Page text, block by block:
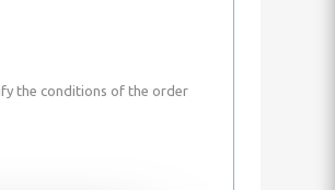
the conditions of the order